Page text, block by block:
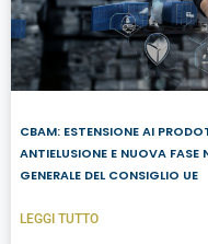
CBAM: ESTENSIONE AI
ANTIELUSIONE E NUOVA FASE
GENERALE DEL CONSIGLIO UE
LEGGI TUTTO